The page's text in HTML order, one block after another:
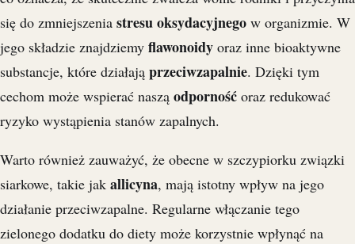
się do zmniejszenia stresu oksydacyjnego w organizmie. W
jego składzie znajdziemy flawonoidy oraz inne bioaktywne
substancje, które działają przeciwzapalnie. Dzięki tym
cechom może wspierać naszą odporność oraz redukować
ryzyko wystąpienia stanów zapalnych.
Warto również zauważyć, że obecne w szczypiorku związki
siarkowe, takie jak allicyna, mają istotny wpływ na jego
działanie przeciwzapalne. Regularne włączanie tego
zielonego dodatku do diety może korzystnie wpłynąć na